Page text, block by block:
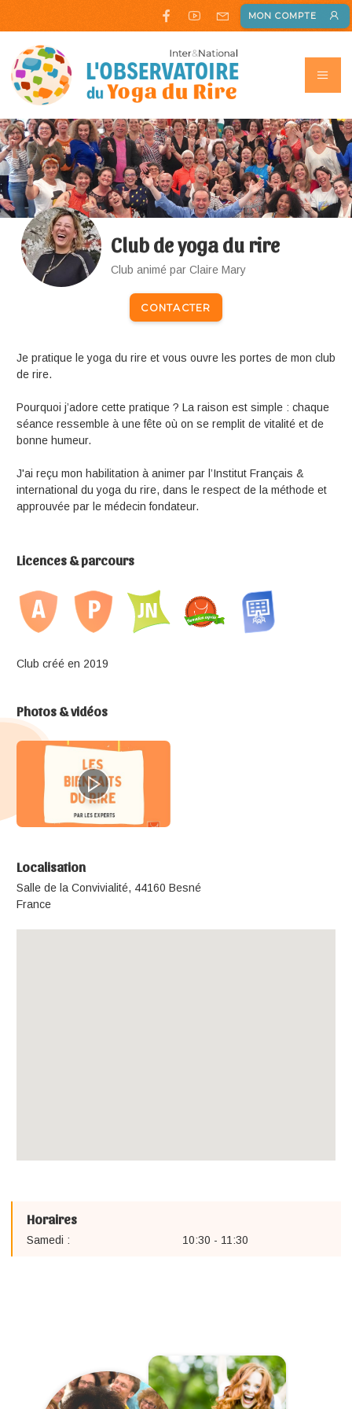
MON COMPTE
Club de yoga du rire
Club animé par Claire Mary
CONTACTER
Je pratique le yoga du rire et vous ouvre les portes de mon club
de rire.
Pourquoi j’adore cette pratique ? La raison est simple : chaque
séance ressemble à une fête où on se remplit de vitalité et de
bonne humeur.
J'ai reçu mon habilitation à animer par l’Institut Français &
international du yoga du rire, dans le respect de la méthode et
approuvée par le médecin fondateur.
Licences & parcours
Club créé en 2019
Photos & vidéos
Localisation
Salle de la Convivialité, 44160 Besné
France
Horaires
Samedi : 10:30 - 11:30